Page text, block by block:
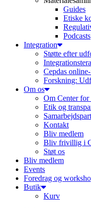
Guides
Etiske
Podcasts
Integration
Støtte efter
Cepdas
Forskning:
Om os
Om Center for
Etik og
Kontakt
Bliv medlem
Bliv frivillig i
Støt os
Bliv medlem
Events
Foredrag og
Butik
Kurv